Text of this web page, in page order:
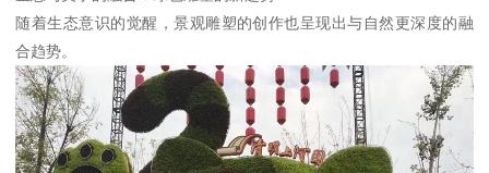
随着生态意识的觉醒，景观雕塑的创作也呈现出与自然更深度的融
合趋势。